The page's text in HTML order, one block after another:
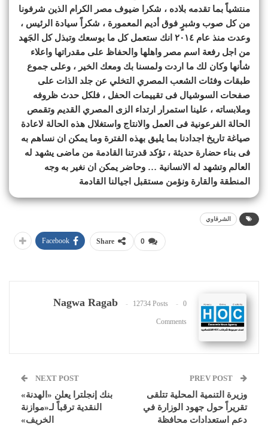
منتشياً بما تقدمه بلاده ، شكرا ضيوف مصر الكرام الذين شرفونا
من كل صوب وشبرٍ فوق أديم المعمورة ، شكراً سيادة الرئيس ،
وعدت منذ عام ٢٠١٤ انك ستعمل كل ما بوسعك وتبذل كل الجَهد
من اجل رفعة اسم مصر واهلها والحفاظ على مقدراتها واعلاء
شأنها وكان لك ما اردت ولمسنا بك ومعك الخير ، وعلى جموع
طبقات وفئات الشعب المصري التخلي عن جلد الذات على
صفحات السوشيال فى تقييمات الحفل ، فلكل حدث ظروفه
وملابساته ، علينا استمرار ارتداء الزى المصري القديم وتقمص
الحالة الفرعونية فى العمل والانتاج واستغلال هذه الحالة لاعادة
صياغة تاريخ اجدادنا بما يليق بهذه الفترة وما يمكن ان نساهم به
فى بناء حضارة حديثة ، تؤكد قدرتنا القادمة من ماضى يشهد له
العالم وتشهد له الانسانية … وحاضر يمكن ان نغير به وجه
المنطقة والقارة ونؤمن مستقبل اجيالنا القادمة
الشرقاوي
0
Share
Facebook
Nagwa Ragab 12734 Posts 0
Comments
وزيرة التنمية المحلية تتلقى
تقريراً حول جهود الوزارة في
دعم استعدادات محافظة
NEXT POST
بنك إنجلترا يعلن «الهدنة»
النقدية ترقباً لـ«موازنة
الخريف»